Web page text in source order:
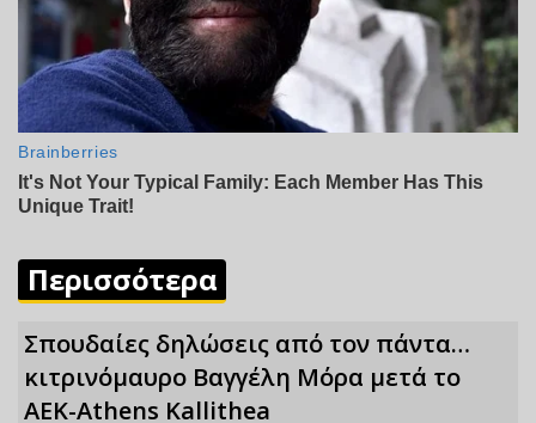
Περισσότερα
Σπουδαίες δηλώσεις από τον πάντα…
κιτρινόμαυρο Βαγγέλη Μόρα μετά το
ΑΕΚ-Athens Kallithea